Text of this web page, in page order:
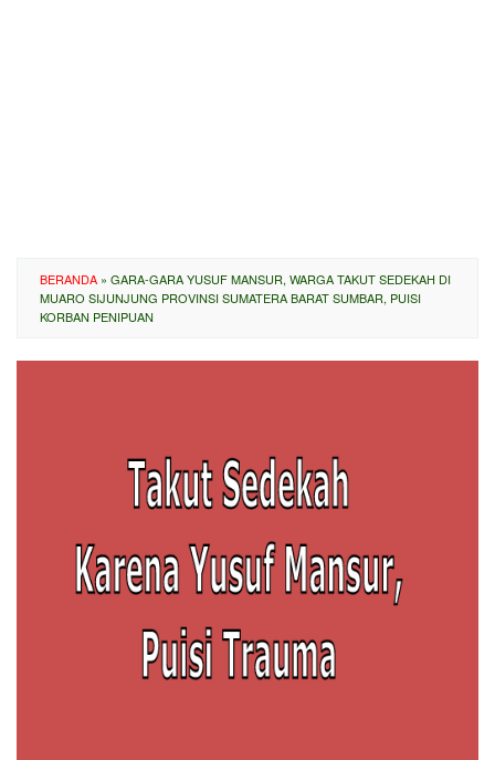
BERANDA » GARA-GARA YUSUF MANSUR, WARGA TAKUT SEDEKAH DI
MUARO SIJUNJUNG PROVINSI SUMATERA BARAT SUMBAR, PUISI
KORBAN PENIPUAN